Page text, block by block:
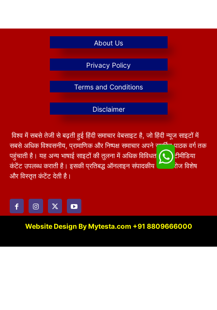
विश्व में सबसे तेजी से बढ़ती हुई हिंदी समाचार वेबसाइट है, जो हिंदी न्यूज साइटों में
सबसे अधिक विश्वसनीय, प्रामाणिक और निष्पक्ष समाचार अपने समर्पित पाठक वर्ग तक
पहुंचाती है। यह अन्य भाषाई साइटों की तुलना में अधिक विविधतापूर्ण मल्टीमीडिया
कंटेंट उपलब्ध कराती है। इसकी प्रतिबद्ध ऑनलाइन संपादकीय टीम हररोज विशेष
और विस्तृत कंटेंट देती है।
Website Design By Mytesta.com +91 8809666000